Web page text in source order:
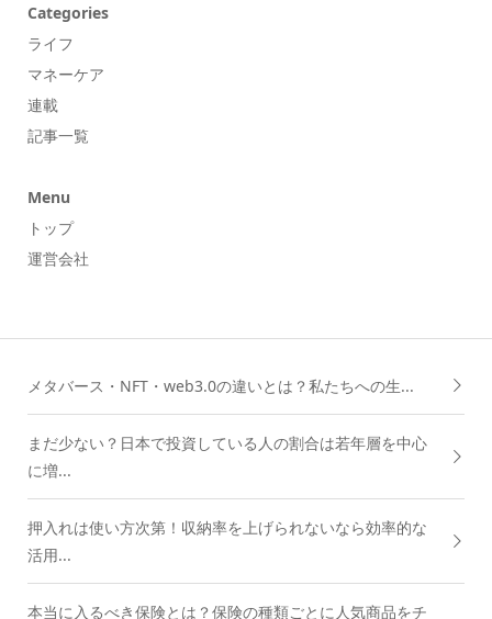
Categories
ライフ
マネーケア
連載
記事一覧
Menu
トップ
運営会社
メタバース・NFT・web3.0の違いとは？私たちへの生...
まだ少ない？日本で投資している人の割合は若年層を中心
に増...
押入れは使い方次第！収納率を上げられないなら効率的な
活用...
本当に入るべき保険とは？保険の種類ごとに人気商品をチ